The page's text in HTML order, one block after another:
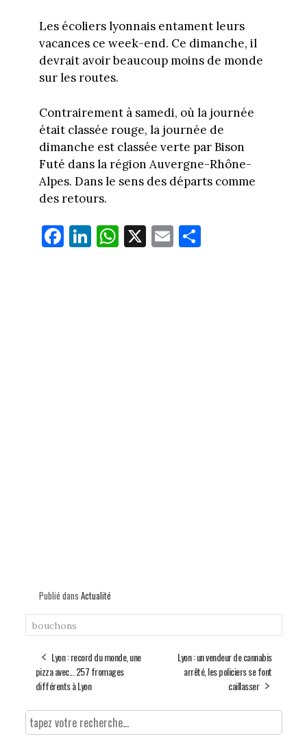
Les écoliers lyonnais entament leurs
vacances ce week-end. Ce dimanche, il
devrait avoir beaucoup moins de monde
sur les routes.
Contrairement à samedi, où la journée
était classée rouge, la journée de
dimanche est classée verte par Bison
Futé dans la région Auvergne-Rhône-
Alpes. Dans le sens des départs comme
des retours.
Fa
ce
Li
nk
W
ha
X E
m
Pa
Publié dans Actualité
bouchons
Lyon : record du monde, une
pizza avec... 257 fromages
différents à Lyon
Lyon : un vendeur de cannabis
arrêté, les policiers se font
caillasser